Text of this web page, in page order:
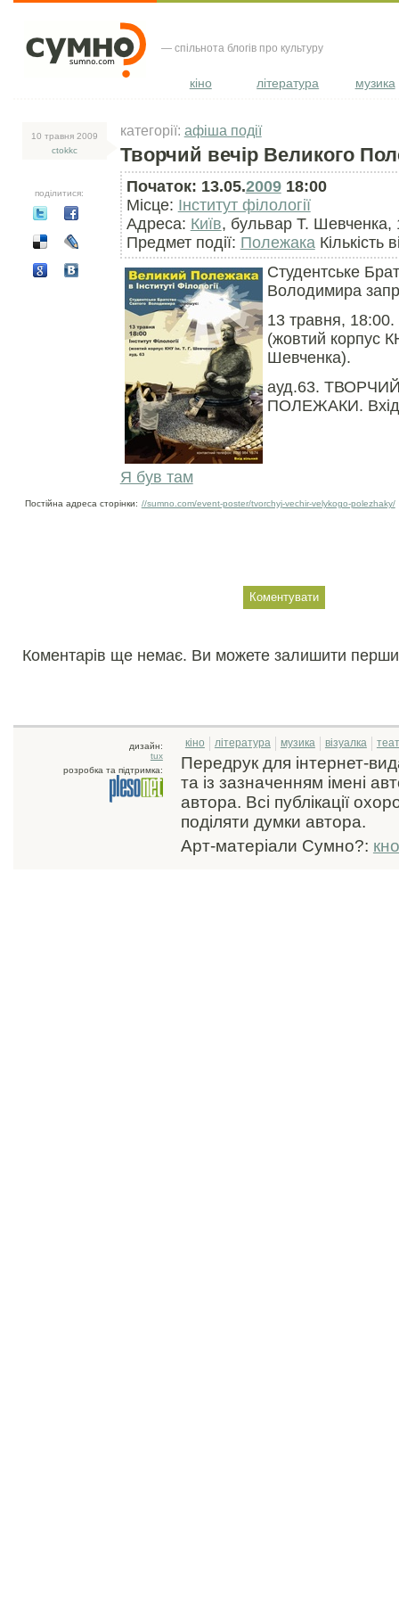
— спільнота блогів про культуру
кіно література музика
10 травня 2009
ctokkc
поділитися:
категорії: афіша події
Творчий вечір Великого
Початок: 13.05.200918:00
Місце: Інститут філології
Адреса: Київ, бульвар Т. Шевченка,
Предмет події: ПолежакаКількість
Студентське
Володимира
13 травня, 18:00.
(жовтий корпус
Шевченка).
ауд.63.
ПОЛЕЖАКИ. Вхід
Я був там
Постійна адреса сторінки: //sumno.com/event-poster/tvorchyj-vechir-velykogo-polezhaky/
Коментарів ще немає. Ви можете залишити
дизайн:
tux
розробка та підтримка:
кіно література музика візуалка
Передрук для інтернет-
та із зазначенням імені
автора. Всі публікації
поділяти думки автора.
Арт-матеріали Сумно?: